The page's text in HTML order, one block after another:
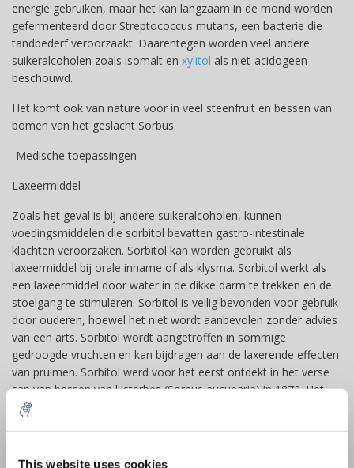
This website uses cookies
energie gebruiken, maar het kan langzaam in de mond worden
gefermenteerd door Streptococcus mutans, een bacterie die
tandbederf veroorzaakt. Daarentegen worden veel andere
suikeralcoholen zoals isomalt en xylitol als niet-acidogeen
beschouwd.
Het komt ook van nature voor in veel steenfruit en bessen van
bomen van het geslacht Sorbus.
-Medische toepassingen
Laxeermiddel
Zoals het geval is bij andere suikeralcoholen, kunnen
voedingsmiddelen die sorbitol bevatten gastro-intestinale
klachten veroorzaken. Sorbitol kan worden gebruikt als
laxeermiddel bij orale inname of als klysma. Sorbitol werkt als
een laxeermiddel door water in de dikke darm te trekken en de
stoelgang te stimuleren. Sorbitol is veilig bevonden voor gebruik
door ouderen, hoewel het niet wordt aanbevolen zonder advies
van een arts. Sorbitol wordt aangetroffen in sommige
gedroogde vruchten en kan bijdragen aan de laxerende effecten
van pruimen. Sorbitol werd voor het eerst ontdekt in het verse
sap van bessen van lijsterbes (Sorbus aucuparia) in 1872. Het
komt ook voor in de vruchten van appels, pruimen, peren,